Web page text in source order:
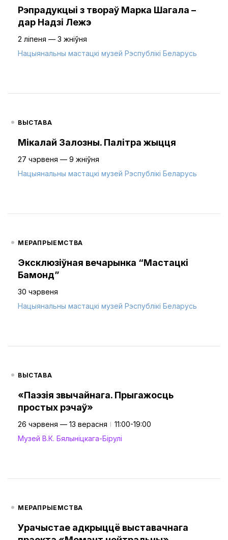
Рэпрадукцыі з твораў Марка Шагала –
дар Надзі Лежэ
2 ліпеня — 3 жніўня
Нацыянальны мастацкі музей Рэспублікі Беларусь
ВЫСТАВА
Мікалай Залозны. Палітра жыцця
27 чэрвеня — 9 жніўня
Нацыянальны мастацкі музей Рэспублікі Беларусь
МЕРАПРЫЕМСТВА
Эксклюзіўная вечарынка “Мастацкі
Бамонд”
30 чэрвеня
Нацыянальны мастацкі музей Рэспублікі Беларусь
ВЫСТАВА
«Паэзія звычайнага. Прыгажосць
простых рэчаў»
26 чэрвеня — 13 верасня
11:00-19:00
Музей В.К. Бялыніцкага-Бірулі
МЕРАПРЫЕМСТВА
Урачыстае адкрыццё выставачнага